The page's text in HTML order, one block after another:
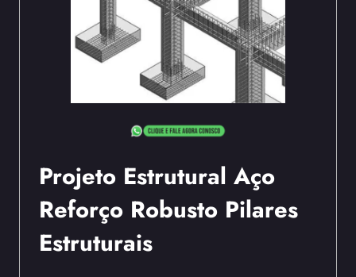
Projeto Estrutural Aço
Reforço Robusto Pilares
Estruturais